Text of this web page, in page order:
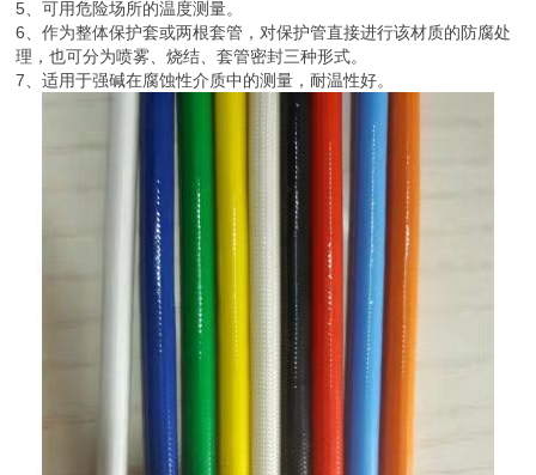
5、可用危险场所的温度测量。
6、作为整体保护套或两根套管，对保护管直接进行该材质的防腐处
理，也可分为喷雾、烧结、套管密封三种形式。
7、适用于强碱在腐蚀性介质中的测量，耐温性好。